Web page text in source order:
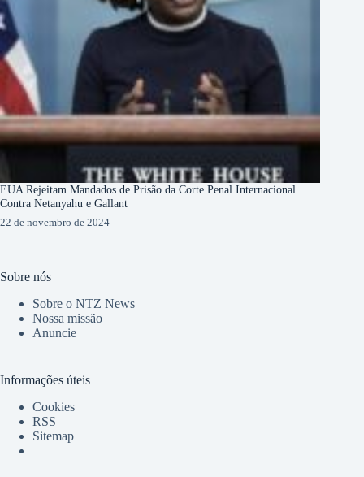
EUA Rejeitam Mandados de Prisão da Corte Penal Internacional
Contra Netanyahu e Gallant
22 de novembro de 2024
Sobre nós
Sobre o NTZ News
Nossa missão
Anuncie
Informações úteis
Cookies
RSS
Sitemap